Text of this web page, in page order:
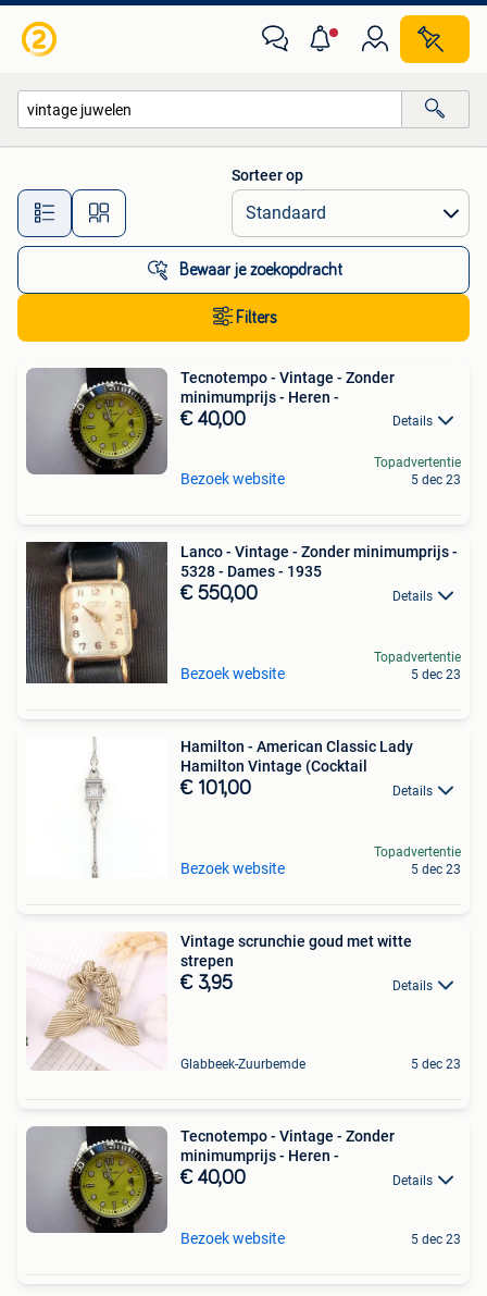
Alle afstanden…
Sorteer op
Bewaar je zoekopdracht
Filters
Tecnotempo - Vintage - Zonder
minimumprijs - Heren -
€ 40,00 Details
Bezoek website
Topadvertentie
5 dec 23
Lanco - Vintage - Zonder minimumprijs -
5328 - Dames - 1935
€ 550,00 Details
Bezoek website
Topadvertentie
5 dec 23
Hamilton - American Classic Lady
Hamilton Vintage (Cocktail
€ 101,00 Details
Bezoek website
Topadvertentie
5 dec 23
Vintage scrunchie goud met witte
strepen
€ 3,95 Details
Glabbeek-Zuurbemde 5 dec 23
Tecnotempo - Vintage - Zonder
minimumprijs - Heren -
€ 40,00 Details
Bezoek website 5 dec 23